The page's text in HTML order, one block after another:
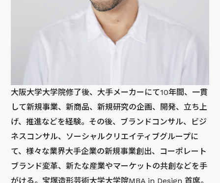
大阪大学大学院修了後、大手メーカーにて10年間、一貫
して新規事業、新商品、新規研究の企画、開発、立ち上
げ、推進などを経験。その後、ブランドコンサル、ビジ
ネスコンサル、ソーシャルクリエイティブグループに
て、様々な業界大手企業の新規事業創出、コーポレート
ブランド変革、新たな産業やマーケットの共創などを手
がける。宝塚造形芸術大学大学院MBA in Design 首席。